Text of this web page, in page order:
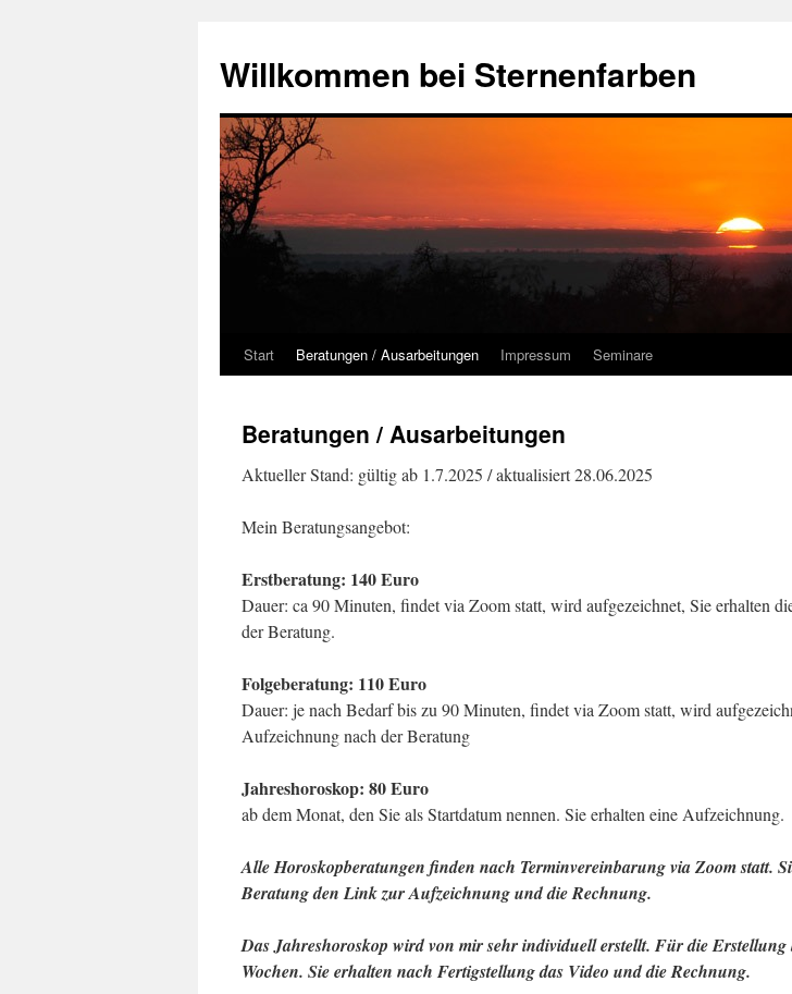
springen
Willkommen bei Sternenfarben
Start Beratungen / Ausarbeitungen Impressum Seminare
Beratungen / Ausarbeitungen
Aktueller Stand: gültig ab 1.7.2025 / aktualisiert 28.06.2025
Mein Beratungsangebot:
Erstberatung: 140 Euro
Dauer: ca 90 Minuten, findet via Zoom statt, wird aufgezeichnet, Sie erhalten
der Beratung.
Folgeberatung: 110 Euro
Dauer: je nach Bedarf bis zu 90 Minuten, findet via Zoom statt, wird
Aufzeichnung nach der Beratung
Jahreshoroskop: 80 Euro
ab dem Monat, den Sie als Startdatum nennen. Sie erhalten eine Aufzeichnung.
Alle Horoskopberatungen finden nach Terminvereinbarung via Zoom statt.
Beratung den Link zur Aufzeichnung und die Rechnung.
Das Jahreshoroskop wird von mir sehr individuell erstellt. Für die Erstellung
Wochen. Sie erhalten nach Fertigstellung das Video und die Rechnung.